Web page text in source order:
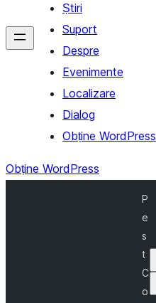
Știri
Suport
Despre
Evenimente
Localizare
Dialog
Obține WordPress
Obține WordPress
P
e
s
t
C
o